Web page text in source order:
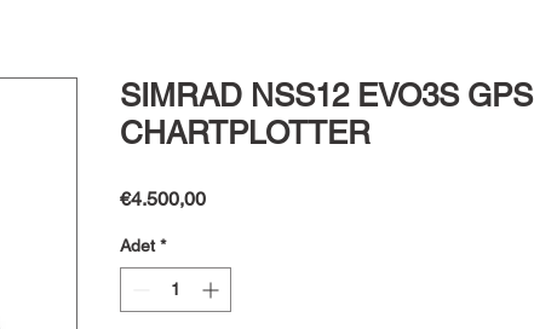
SIMRAD NSS12 EVO3S GPS
CHARTPLOTTER
€4.500,00Fiyat
Adet *